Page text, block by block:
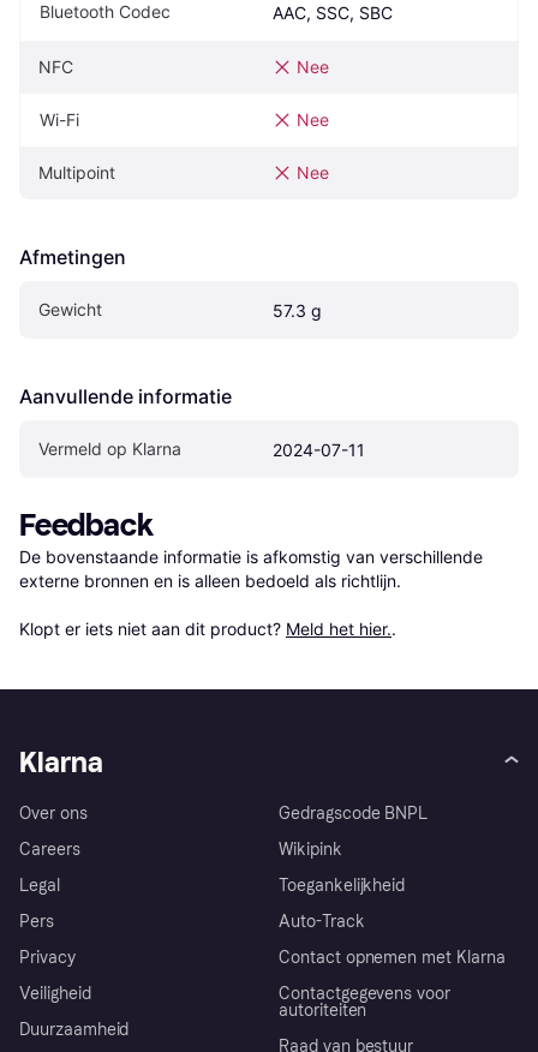
Bluetooth Codec AAC, SSC, SBC
NFC Nee
Wi-Fi Nee
Multipoint Nee
Afmetingen
Gewicht 57.3 g
Aanvullende informatie
Vermeld op Klarna 2024-07-11
Feedback
De bovenstaande informatie is afkomstig van verschillende
externe bronnen en is alleen bedoeld als richtlijn.
Klopt er iets niet aan dit product? Meld het hier..
Klarna
Over ons
Careers
Legal
Pers
Privacy
Veiligheid
Duurzaamheid
Gedragscode BNPL
Wikipink
Toegankelijkheid
Auto-Track
Contact opnemen met Klarna
Contactgegevens voor
autoriteiten
Raad van bestuur